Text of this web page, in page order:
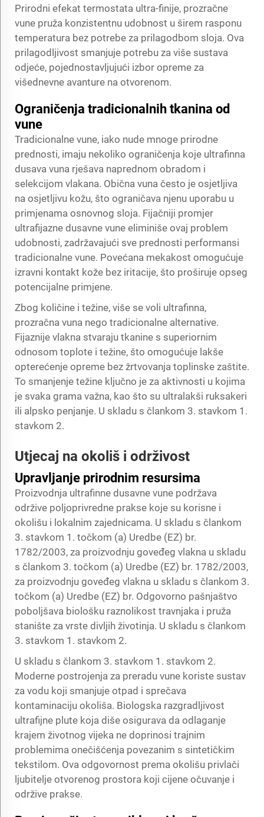
Prirodni efekat termostata ultra-finije, prozračne
vune pruža konzistentnu udobnost u širem rasponu
temperatura bez potrebe za prilagodbom sloja. Ova
prilagodljivost smanjuje potrebu za više sustava
odjeće, pojednostavljujući izbor opreme za
višednevne avanture na otvorenom.
Ograničenja tradicionalnih tkanina od
vune
Tradicionalne vune, iako nude mnoge prirodne
prednosti, imaju nekoliko ograničenja koje ultrafinna
dusava vuna rješava naprednom obradom i
selekcijom vlakana. Obična vuna često je osjetljiva
na osjetljivu kožu, što ograničava njenu uporabu u
primjenama osnovnog sloja. Fijačniji promjer
ultrafijazne dusavne vune eliminiše ovaj problem
udobnosti, zadržavajući sve prednosti performansi
tradicionalne vune. Povećana mekakost omogućuje
izravni kontakt kože bez iritacije, što proširuje opseg
potencijalne primjene.
Zbog količine i težine, više se voli ultrafinna,
prozračna vuna nego tradicionalne alternative.
Fijaznije vlakna stvaraju tkanine s superiornim
odnosom toplote i težine, što omogućuje lakše
opterećenje opreme bez žrtvovanja toplinske zaštite.
To smanjenje težine ključno je za aktivnosti u kojima
je svaka grama važna, kao što su ultralakši ruksakeri
ili alpsko penjanje. U skladu s člankom 3. stavkom 1.
stavkom 2.
Utjecaj na okoliš i održivost
Upravljanje prirodnim resursima
Proizvodnja ultrafinne dusavne vune podržava
održive poljoprivredne prakse koje su korisne i
okolišu i lokalnim zajednicama. U skladu s člankom
3. stavkom 1. točkom (a) Uredbe (EZ) br.
1782/2003, za proizvodnju goveđeg vlakna u skladu
s člankom 3. točkom (a) Uredbe (EZ) br. 1782/2003,
za proizvodnju goveđeg vlakna u skladu s člankom 3.
točkom (a) Uredbe (EZ) br. Odgovorno pašnjaštvo
poboljšava biološku raznolikost travnjaka i pruža
stanište za vrste divljih životinja. U skladu s člankom
3. stavkom 1. stavkom 2.
U skladu s člankom 3. stavkom 1. stavkom 2.
Moderne postrojenja za preradu vune koriste sustav
za vodu koji smanjuje otpad i sprečava
kontaminaciju okoliša. Biologska razgradljivost
ultrafijne plute koja diše osigurava da odlaganje
krajem životnog vijeka ne doprinosi trajnim
problemima onečišćenja povezanim s sintetičkim
tekstilom. Ova odgovornost prema okolišu privlači
ljubitelje otvorenog prostora koji cijene očuvanje i
održive prakse.